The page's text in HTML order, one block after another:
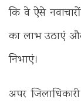
कि वे ऐसे
का लाभ उठाएं
निभाएं।
अपर